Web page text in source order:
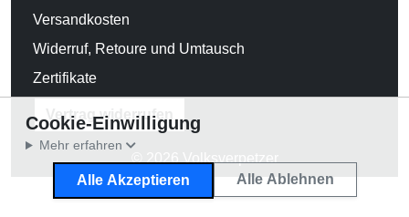
Versandkosten
Widerruf, Retoure und Umtausch
Zertifikate
Vertrag widerrufen
© 2026 Volksverpetzer
Cookie-Einwilligung
Mehr erfahren
Alle Akzeptieren Alle Ablehnen